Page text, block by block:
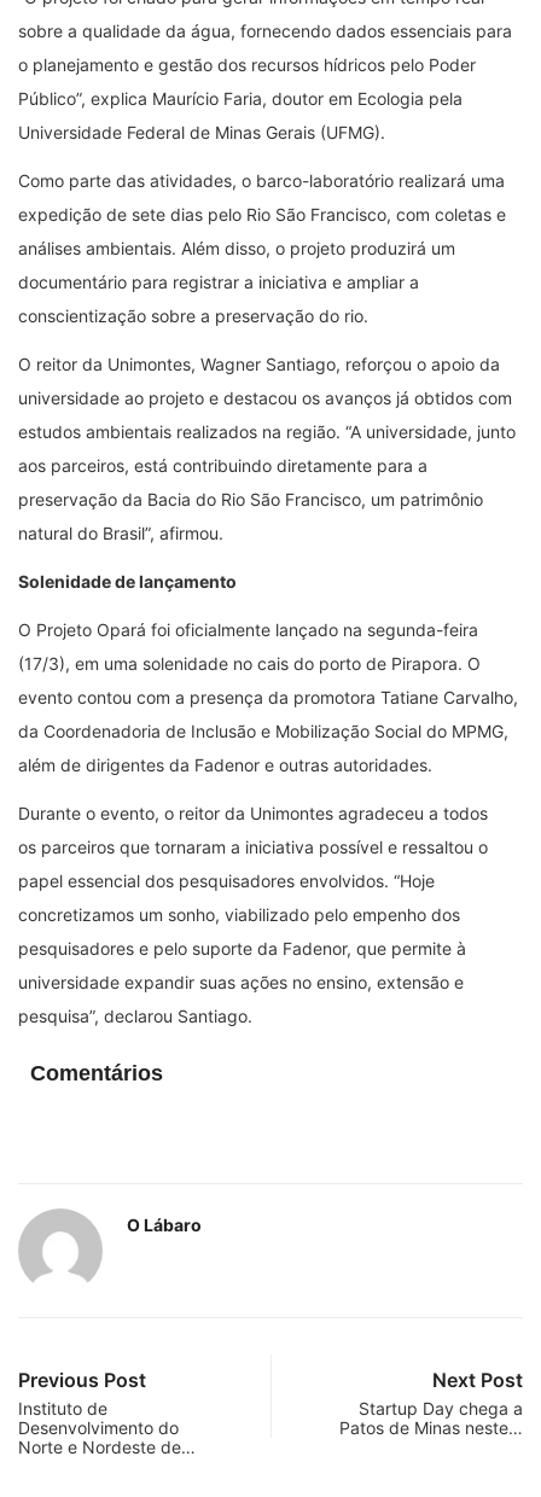
sobre a qualidade da água, fornecendo dados essenciais para
o planejamento e gestão dos recursos hídricos pelo Poder
Público”, explica Maurício Faria, doutor em Ecologia pela
Universidade Federal de Minas Gerais (UFMG).
Como parte das atividades, o barco-laboratório realizará uma
expedição de sete dias pelo Rio São Francisco, com coletas e
análises ambientais. Além disso, o projeto produzirá um
documentário para registrar a iniciativa e ampliar a
conscientização sobre a preservação do rio.
O reitor da Unimontes, Wagner Santiago, reforçou o apoio da
universidade ao projeto e destacou os avanços já obtidos com
estudos ambientais realizados na região. “A universidade, junto
aos parceiros, está contribuindo diretamente para a
preservação da Bacia do Rio São Francisco, um patrimônio
natural do Brasil”, afirmou.
Solenidade de lançamento
O Projeto Opará foi oficialmente lançado na segunda-feira
(17/3), em uma solenidade no cais do porto de Pirapora. O
evento contou com a presença da promotora Tatiane Carvalho,
da Coordenadoria de Inclusão e Mobilização Social do MPMG,
além de dirigentes da Fadenor e outras autoridades.
Durante o evento, o reitor da Unimontes agradeceu a todos
os parceiros que tornaram a iniciativa possível e ressaltou o
papel essencial dos pesquisadores envolvidos. “Hoje
concretizamos um sonho, viabilizado pelo empenho dos
pesquisadores e pelo suporte da Fadenor, que permite à
universidade expandir suas ações no ensino, extensão e
pesquisa”, declarou Santiago.
Comentários
O Lábaro
Previous Post
Instituto de
Desenvolvimento do
Norte e Nordeste de…
Next Post
Startup Day chega a
Patos de Minas neste…